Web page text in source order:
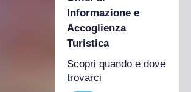
Informazione e
Accoglienza
Turistica
Scopri quando e dove
trovarci